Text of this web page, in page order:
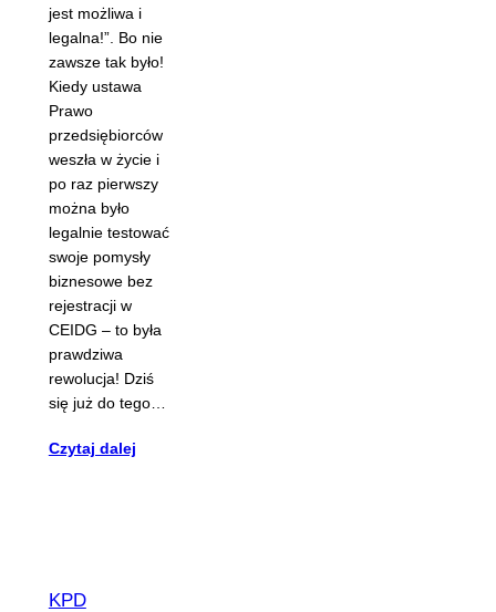
jest możliwa i
legalna!”. Bo nie
zawsze tak było!
Kiedy ustawa
Prawo
przedsiębiorców
weszła w życie i
po raz pierwszy
można było
legalnie testować
swoje pomysły
biznesowe bez
rejestracji w
CEIDG – to była
prawdziwa
rewolucja! Dziś
się już do tego…
Czytaj dalej
KPD